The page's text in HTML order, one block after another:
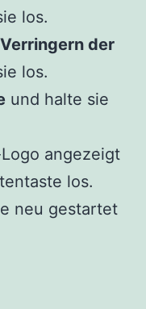
los.
der
los.
und halte sie
angezeigt
los.
neu gestartet